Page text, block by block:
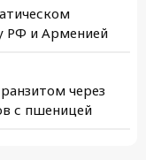
РФ и Арменией
через
с пшеницей